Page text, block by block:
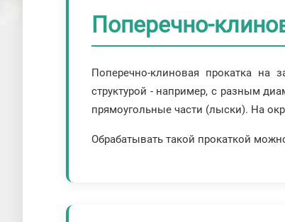
Поперечно-
Поперечно-клиновая прокатка на
структурой - например, с разным
прямоугольные части (лыски). На
Обрабатывать такой прокаткой